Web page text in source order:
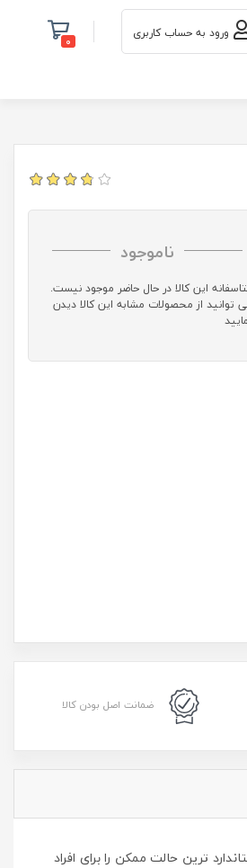
ورود به حساب کاربری 0
ناموجود
این کالا در حال حاضر موجود نیست.
توانید از محصولات مشابه این کالا دیدن
ضمانت اصل بودن کالا
ترین حالت ممکن را برای افراد